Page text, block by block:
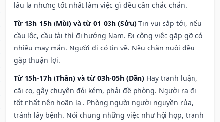
lâu la nhưng tốt nhất làm việc gì đều cần chắc chắn.
Từ 13h-15h (Mùi) và từ 01-03h (Sửu) Tin vui sắp tới, nếu
cầu lộc, cầu tài thì đi hướng Nam. Đi công việc gặp gỡ có
nhiều may mắn. Người đi có tin về. Nếu chăn nuôi đều
gặp thuận lợi.
Từ 15h-17h (Thân) và từ 03h-05h (Dần) Hay tranh luận,
cãi cọ, gây chuyện đói kém, phải đề phòng. Người ra đi
tốt nhất nên hoãn lại. Phòng người người nguyền rủa,
tránh lây bệnh. Nói chung những việc như hội họp, tranh